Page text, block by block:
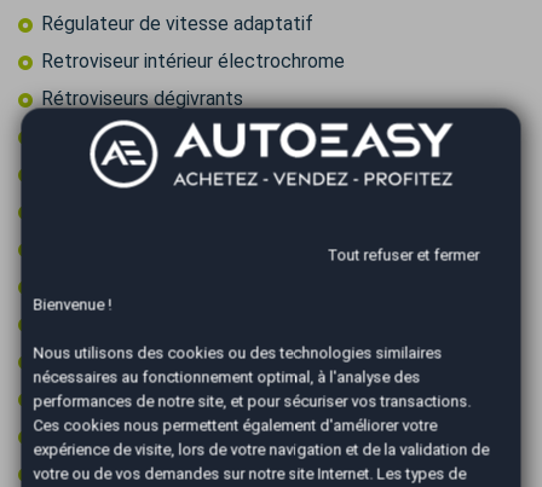
Régulateur de vitesse adaptatif
Retroviseur intérieur électrochrome
Rétroviseurs dégivrants
Rétroviseurs électriques
Rétroviseurs rabattables électriquement
Système d'alerte de véhicule en approche
Système de détection d'obstacles
Système de détection de somnolence
Toit panoramique
Tout refuser et fermer
Bienvenue !
Nous utilisons des cookies ou des technologies similaires
nécessaires au fonctionnement optimal, à l'analyse des
performances de notre site, et pour sécuriser vos transactions.
Ces cookies nous permettent également d'améliorer votre
expérience de visite, lors de votre navigation et de la validation de
votre ou de vos demandes sur notre site Internet. Les types de